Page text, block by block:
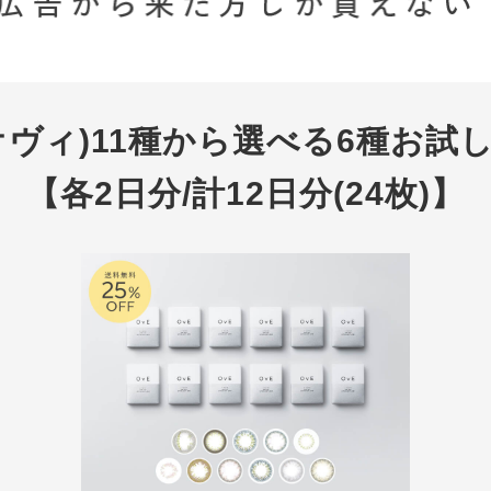
ィ)11種から選べる6種お試
【各2日分/計12日分(24枚)】